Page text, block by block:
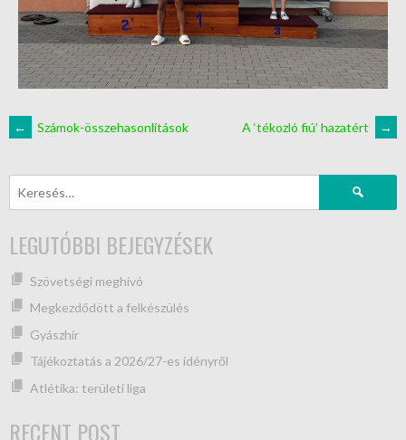
← Számok-összehasonlítások A ‘tékozló fiú’ hazatért →
LEGUTÓBBI BEJEGYZÉSEK
Szövetségi meghívó
Megkezdődött a felkészülés
Gyászhír
Tájékoztatás a 2026/27-es idényről
Atlétika: területi liga
RECENT POST